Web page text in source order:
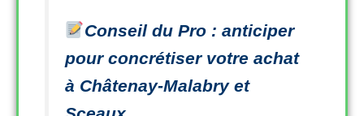
Conseil du Pro : anticiper
pour concrétiser votre achat
à Châtenay-Malabry et